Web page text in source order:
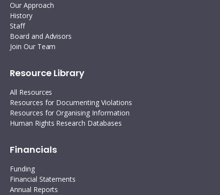
Our Approach
History
Staff
Board and Advisors
Join Our Team
Resource Library
All Resources
Resources for Documenting Violations
Resources for Organising Information
Human Rights Research Databases
Financials
Funding
Financial Statements
Annual Reports